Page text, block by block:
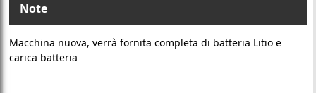
Note
Macchina nuova, verrà fornita completa di batteria Litio e
carica batteria